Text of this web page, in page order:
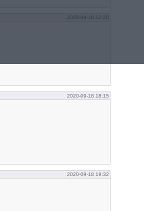
2020-09-18 12:20
2020-09-18 18:15
2020-09-18 19:32